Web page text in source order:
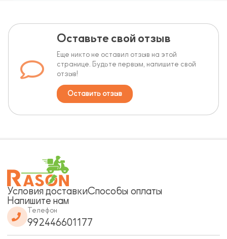
Оставьте свой отзыв
Еще никто не оставил отзыв на этой
странице. Будьте первым, напишите свой
отзыв!
Оставить отзыв
Условия доставкиСпособы оплаты
Напишите нам
Телефон
992446601177